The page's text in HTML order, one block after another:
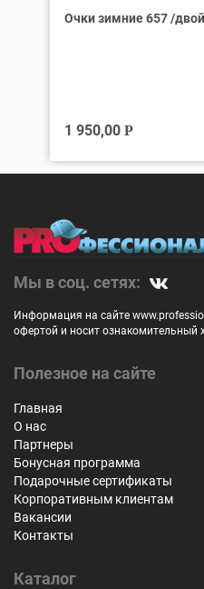
Очки зимние 657 /
1 950,00 Р
Мы в соц. сетях:
Информация на сайте
офертой и носит ознакомительный
Полезное на сайте
Главная
О нас
Партнеры
Бонусная программа
Подарочные сертификаты
Корпоративным клиентам
Вакансии
Контакты
Каталог